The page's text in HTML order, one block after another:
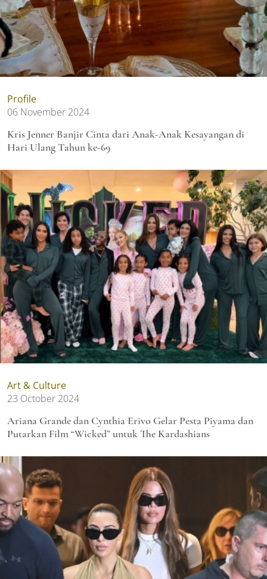
Profile
06 November 2024
Kris Jenner Banjir Cinta dari Anak-Anak Kesayangan di
Hari Ulang Tahun ke-69
Art & Culture
23 October 2024
Ariana Grande dan Cynthia Erivo Gelar Pesta Piyama dan
Putarkan Film “Wicked” untuk The Kardashians